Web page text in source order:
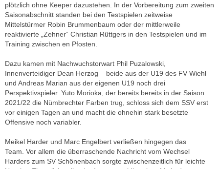
plötzlich ohne Keeper dazustehen. In der Vorbereitung zum zweiten
Saisonabschnitt standen bei den Testspielen zeitweise
Mittelstürmer Robin Brummenbaum oder der mittlerweile
reaktivierte „Zehner“ Christian Rüttgers in den Testspielen und im
Training zwischen en Pfosten.
Dazu kamen mit Nachwuchstorwart Phil Puzalowski,
Innenverteidiger Dean Herzog – beide aus der U19 des FV Wiehl –
und Andreas Marian aus der eigenen U19 noch drei
Perspektivspieler. Yuto Morioka, der bereits bereits in der Saison
2021/22 die Nümbrechter Farben trug, schloss sich dem SSV erst
vor einigen Tagen an und macht die ohnehin stark besetzte
Offensive noch variabler.
Meikel Harder und Marc Engelbert verließen hingegen das
Team. Vor allem die überraschende Nachricht vom Wechsel
Harders zum SV Schönenbach sorgte zwischenzeitlich für leichte